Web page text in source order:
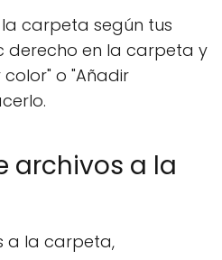
carpeta según tus
derecho en la carpeta y
o "Añadir
archivos a la
a la carpeta,